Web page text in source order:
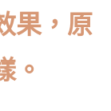
果，原
。